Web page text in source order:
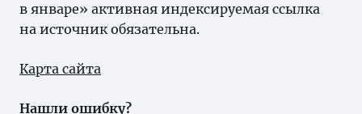
в январе» активная индексируемая ссылка
на источник обязательна.
Карта сайта
Нашли ошибку?